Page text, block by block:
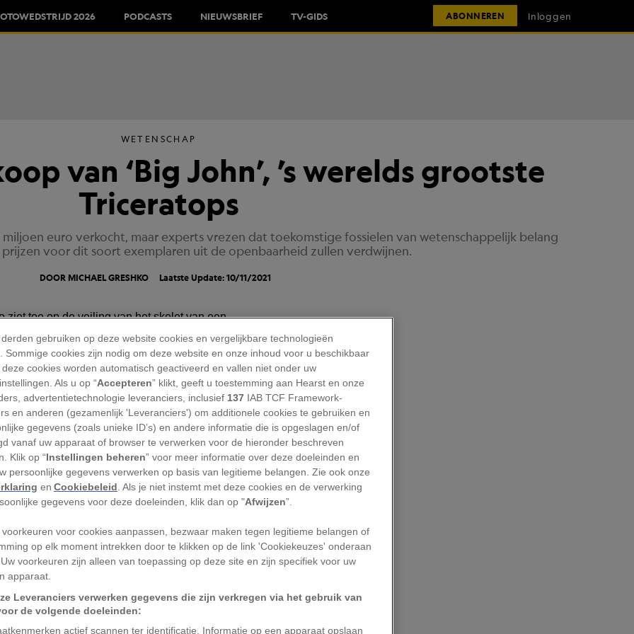
2026 PODCASTS NIEUWSBRIEF TV-GIDS ABONNEREN Inloggen
WETENSCHAP
van ‘Big John’, ’s werelds grootste
Triceratops
euro verkocht, maar experts vrezen dat toekomstige fossielen van wetenschappelijk belang
voor dit soort exemplaren uit de openbaarheid zullen verdwijnen.
DOOR MICHAEL GRESHKO Laatste Update: 10/11/2021
met veldonderzoek op een ranch in
toen hij onder een wirwar van
die uit een afbrokkelend stuk helling
besefte meteen dat hij de hoorns van
en ondanks het feit dat ze sterk waren
beenderen van een groot exemplaar
PaleoAdventuresin South Dakota, dat
markt. Hij gaf de gevonden
– naar de eigenaar van de ranch waar
jaar lang hield hij het skelet in zijn
Amerikaans museum zou worden
gebruiken op deze website cookies en vergelijkbare technologieën
Sommige cookies zijn nodig om deze website en onze inhoud voor u beschikbaar
cookies worden automatisch geactiveerd en vallen niet onder uw
Als u op “Accepteren” klikt, geeft u toestemming aan Hearst en onze
advertentietechnologie leveranciers, inclusief 137 IAB TCF Framework-
en anderen (gezamenlijk 'Leveranciers') om additionele cookies te gebruiken en
gegevens (zoals unieke ID’s) en andere informatie die is opgeslagen en/of
vanaf uw apparaat of browser te verwerken voor de hieronder beschreven
Klik op “Instellingen beheren” voor meer informatie over deze doeleinden en
persoonlijke gegevens verwerken op basis van legitieme belangen. Zie ook onze
enCookiebeleid . Als je niet instemt met deze cookies en de verwerking
gegevens voor deze doeleinden, klik dan op "Afwijzen”.
voorkeuren voor cookies aanpassen, bezwaar maken tegen legitieme belangen of
op elk moment intrekken door te klikken op de link 'Cookiekeuzes' onderaan
voorkeuren zijn alleen van toepassing op deze site en zijn specifiek voor uw
apparaat.
Leveranciers verwerken gegevens die zijn verkregen via het gebruik van
de volgende doeleinden:
actief scannen ter identificatie. Informatie op een apparaat opslaan